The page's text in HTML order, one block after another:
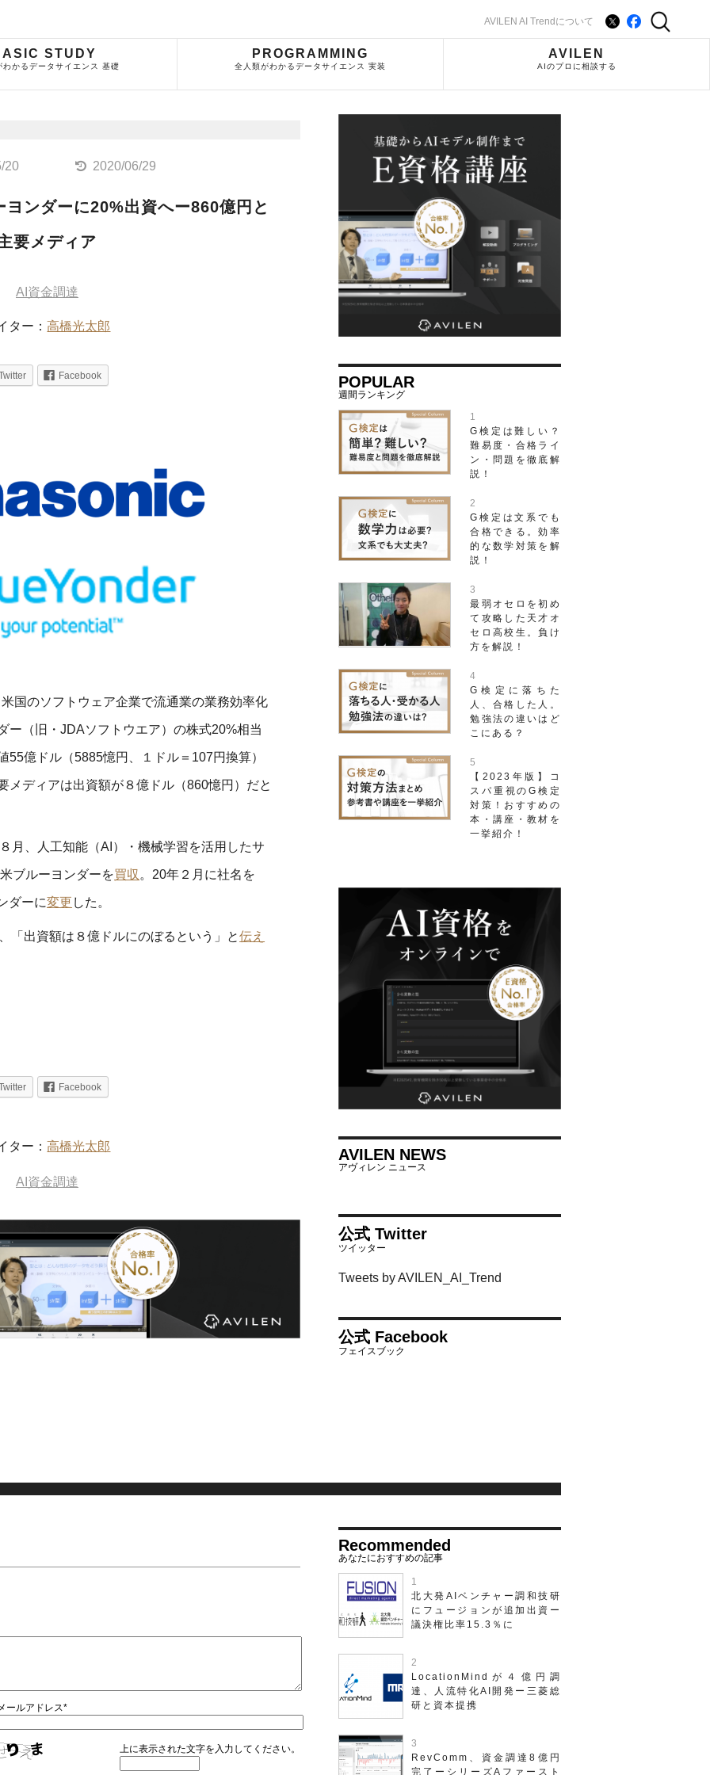
AVILEN AI Trendについて
STUDY
わかるデータサイエンス 基礎
PROGRAMMING
全人類がわかるデータサイエンス 実装
AVILEN
AIのプロに相談する
20 2020/06/29
ンダーに20%出資へー860億円と
要メディア
AI資金調達
ター：高橋光太郎
Facebook
国のソフトウェア企業で流通業の業務効率化
ー（旧・JDAソフトウエア）の株式20%相当
55億ドル（5885憶円、１ドル＝107円換算）
メディアは出資額が８億ドル（860憶円）だと
月、人工知能（AI）・機械学習を活用したサ
ブルーヨンダーを買収 。20年２月に社名を
ダーに変更 した。
「出資額は８億ドルにのぼるという」と伝え
Facebook
ター：高橋光太郎
AI資金調達
POPULAR
G検定は難しい？
難易度・合格ライ
ン・問題を徹底解
説！
G検定は文系でも
合格できる。効率
的な数学対策を解
説！
最弱オセロを初め
て攻略した天才オ
セロ高校生。負け
方を解説！
G検定に落ちた
人、合格した人。
勉強法の違いはど
こにある？
【2023年版】コ
スパ重視のG検定
対策！おすすめの
本・講座・教材を
一挙紹介！
AVILEN NEWS
公式 Twitter
Tweets by AVILEN_AI_Trend
公式 Facebook
ールアドレス*
上に表示された文字を入力してください。
Recommended
北大発AIベンチャー調和技研
にフュージョンが追加出資ー
議決権比率15.3％に
LocationMindが４億円調
達、人流特化AI開発ー三菱総
研と資本提携
RevComm、資金調達8億円
完了ーシリーズAファースト